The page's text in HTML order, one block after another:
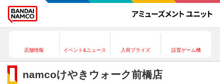
店舗情報 イベント&ニュース 入荷プライズ 設置ゲーム機
namcoけやきウォーク前橋店